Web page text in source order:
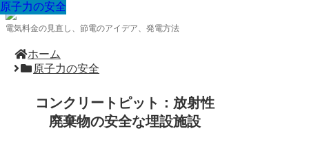
電気料金の見直し、節電のアイデア、発電方法
ホーム
原子力の安全
コンクリートピット：放射性
廃棄物の安全な埋設施設
原子力の安全
原子力の安全
原子力の安全
原子力の安全
原子力の安全
原子力の安全
原子力の安全
原子力の安全
原子力の安全